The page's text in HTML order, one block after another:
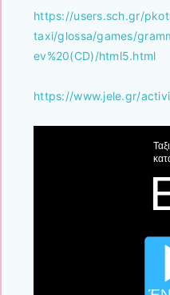
https://users.sch.gr/
taxi/glossa/games/
ev%20(CD)/html5.html
https://www.jele.gr/